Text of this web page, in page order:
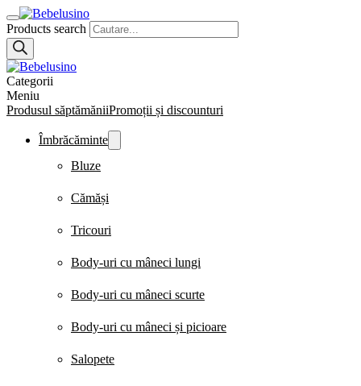
Products search
Categorii
Meniu
Produsul săptămăniiPromoții și discounturi
Îmbrăcăminte
Bluze
Cămăși
Tricouri
Body-uri cu mâneci lungi
Body-uri cu mâneci scurte
Body-uri cu mâneci și picioare
Salopete